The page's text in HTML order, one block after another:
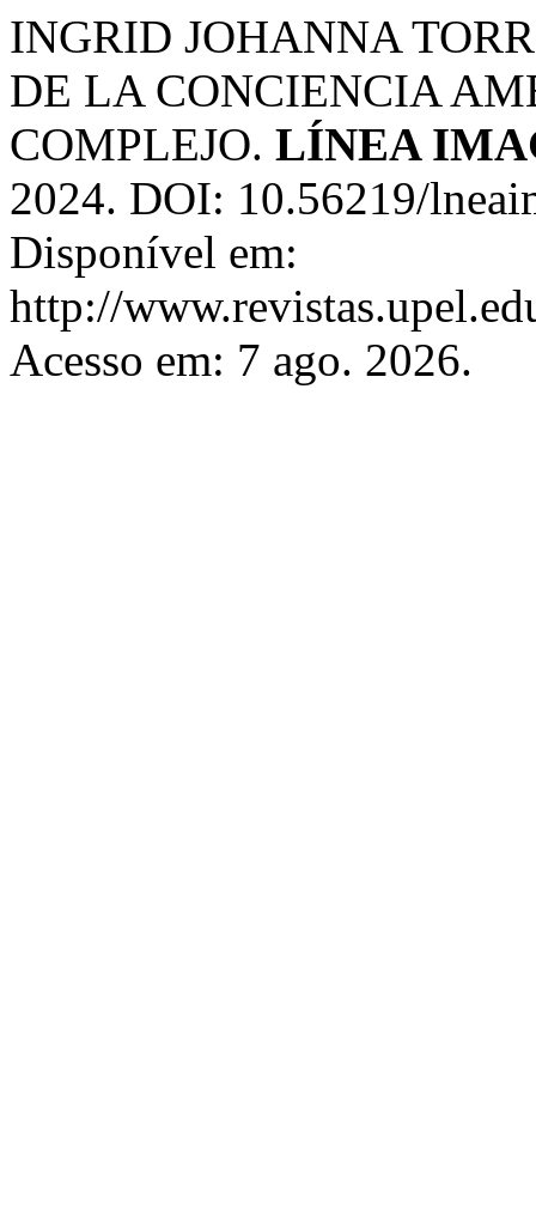
INGRID JOHANNA
DE LA CONCIENCIA
COMPLEJO. LÍNEA
2024. DOI: 10.56219/
Disponível em:
http://
Acesso em: 7 ago. 2026.